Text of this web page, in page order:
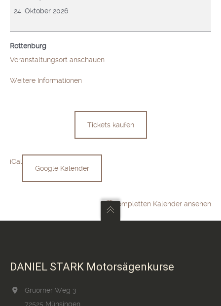
Grundlehrgang
A
DGUV-
I
24. Oktober 2026
Rottenburg
Veranstaltungsort anschauen
Weitere Informationen
Tickets kaufen
iCal
Google Kalender
Kompletten Kalender ansehen
DANIEL STARK Motorsägenkurse
Gruorner Weg 3
72525 Münsingen